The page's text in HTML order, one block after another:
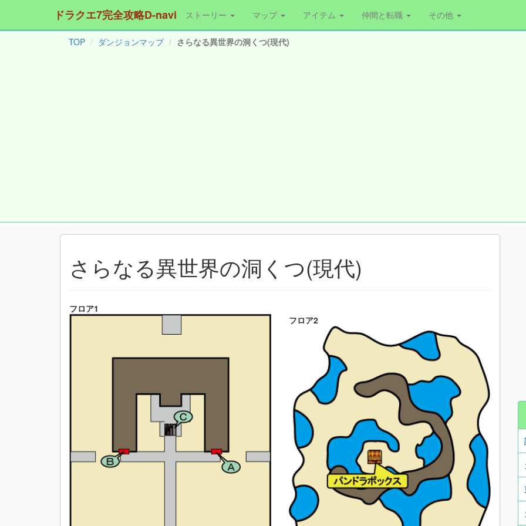
ドラクエ7完全攻略D-navi ストーリー マップ アイテム 仲間と転職 その他
TOP ダンジョンマップ さらなる異世界の洞くつ(現代)
さらなる異世界の洞くつ(現代)
フロア1
フロア2